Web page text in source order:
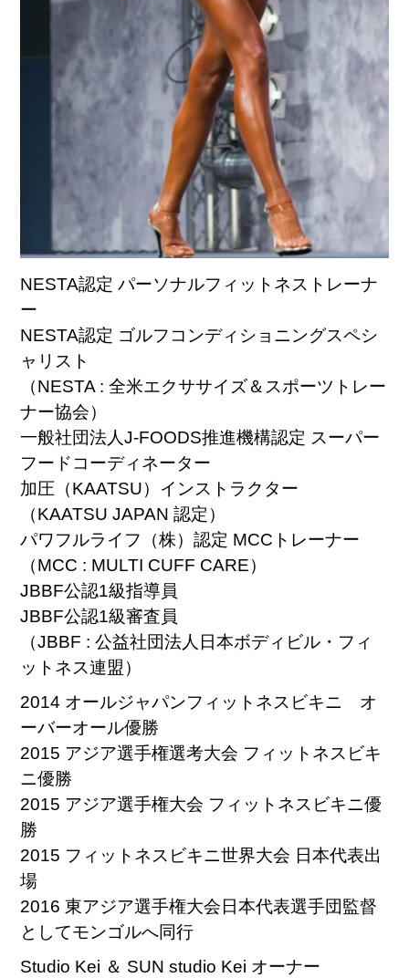
NESTA認定 パーソナルフィットネストレーナ
ー
NESTA認定 ゴルフコンディショニングスペシ
ャリスト
（NESTA : 全米エクササイズ＆スポーツトレー
ナー協会）
一般社団法人J-FOODS推進機構認定 スーパー
フードコーディネーター
加圧（KAATSU）インストラクター
（KAATSU JAPAN 認定）
パワフルライフ（株）認定 MCCトレーナー
（MCC : MULTI CUFF CARE）
JBBF公認1級指導員
JBBF公認1級審査員
（JBBF : 公益社団法人日本ボディビル・フィ
ットネス連盟）
2014 オールジャパンフィットネスビキニ オ
ーバーオール優勝
2015 アジア選手権選考大会 フィットネスビキ
ニ優勝
2015 アジア選手権大会 フィットネスビキニ優
勝
2015 フィットネスビキニ世界大会 日本代表出
場
2016 東アジア選手権大会日本代表選手団監督
としてモンゴルへ同行
Studio Kei ＆ SUN studio Kei オーナー